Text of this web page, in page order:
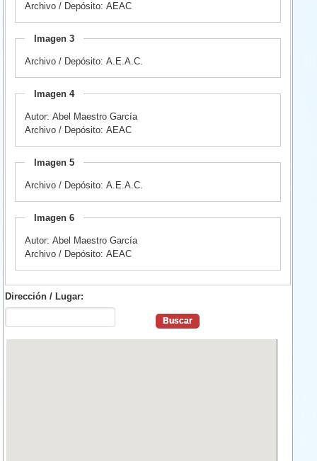
Archivo / Depósito: AEAC
Imagen 3
Archivo / Depósito: A.E.A.C.
Imagen 4
Autor: Abel Maestro García
Archivo / Depósito: AEAC
Imagen 5
Archivo / Depósito: A.E.A.C.
Imagen 6
Autor: Abel Maestro García
Archivo / Depósito: AEAC
Dirección / Lugar: